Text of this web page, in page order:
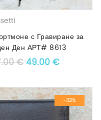
с Гравиране за
Ден АРТ# 8613
€Original price
49.00€
-32%